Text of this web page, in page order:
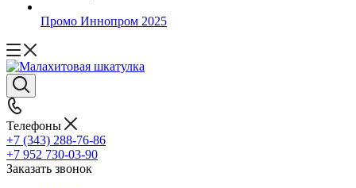
Промо Иннопром 2025
Телефоны
+7 (343) 288-76-86
+7 952 730-03-90
Заказать звонок